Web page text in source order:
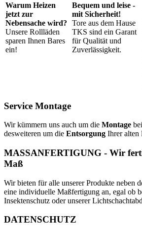
Warum Heizen
jetzt zur
Nebensache wird?
Unsere Rollläden
sparen Ihnen Bares
ein!
Bequem und leise -
mit Sicherheit!
Tore aus dem Hause
TKS sind ein Garant
für Qualität und
Zuverlässigkeit.
Service Montage
Wir kümmern uns auch um die Montage
desweiteren um die Entsorgung Ihrer alten
MASSANFERTIGUNG - Wir
Maß
Wir bieten für alle unserer Produkte neben
eine individuelle Maßfertigung an, egal ob
Insektenschutz oder unserer
DATENSCHUTZ